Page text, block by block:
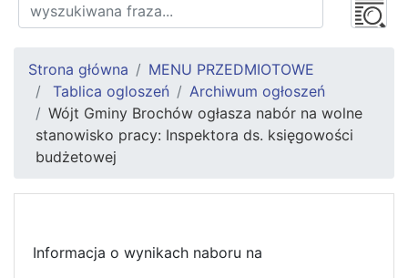
Strona główna
MENU PRZEDMIOTOWE
Tablica ogloszeń
Archiwum ogłoszeń
Wójt Gminy Brochów ogłasza nabór na wolne
stanowisko pracy: Inspektora ds. księgowości
budżetowej
Informacja o wynikach naboru na